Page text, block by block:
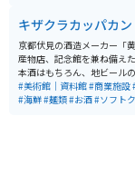
の味の染みたチャーシューも
キザクラカッパカ
京都伏見の酒造メーカー「
産物店、記念館を兼ね備え
本酒はもちろん、地ビール
もとっても美味しくて、特
食べて、お土産も買える、
#美術館｜資料館#商業施設
#海鮮#麺類#お酒#ソフト